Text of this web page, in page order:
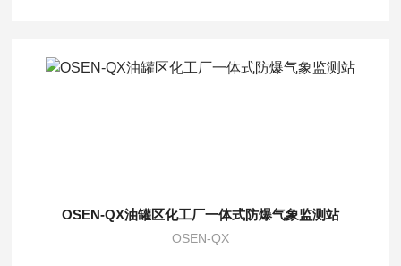
OSEN-QX油罐区化工厂一体式防爆气象监测站
OSEN-QX